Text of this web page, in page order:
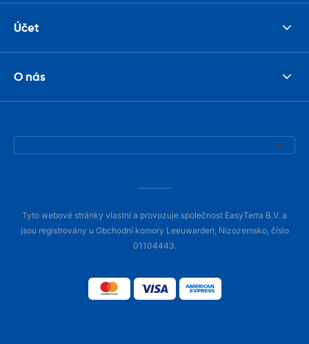
Účet
O nás
Tyto webové stránky vlastní a provozuje společnost EasyTerra B.V. a
jsou registrovány u Obchodní komory Leeuwarden, Nizozemsko, číslo
01104443.